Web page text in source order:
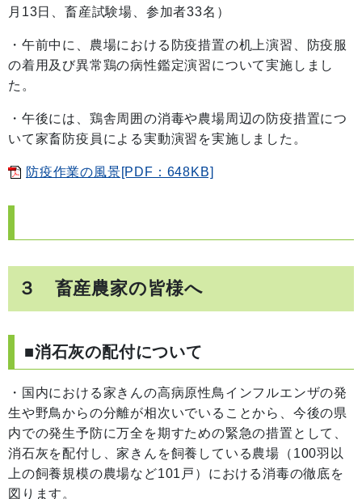
月13日、畜産試験場、参加者33名）
・午前中に、農場における防疫措置の机上演習、防疫服
の着用及び異常鶏の病性鑑定演習について実施しまし
た。
・午後には、鶏舎周囲の消毒や農場周辺の防疫措置につ
いて家畜防疫員による実動演習を実施しました。
防疫作業の風景[PDF：648KB]
３ 畜産農家の皆様へ
■消石灰の配付について
・国内における家きんの高病原性鳥インフルエンザの発
生や野鳥からの分離が相次いでいることから、今後の県
内での発生予防に万全を期すための緊急の措置として、
消石灰を配付し、家きんを飼養している農場（100羽以
上の飼養規模の農場など101戸）における消毒の徹底を
図ります。